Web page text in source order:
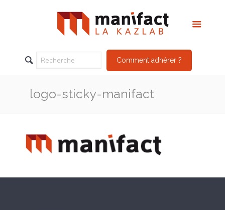
Comment adhérer ?
logo-sticky-manifact